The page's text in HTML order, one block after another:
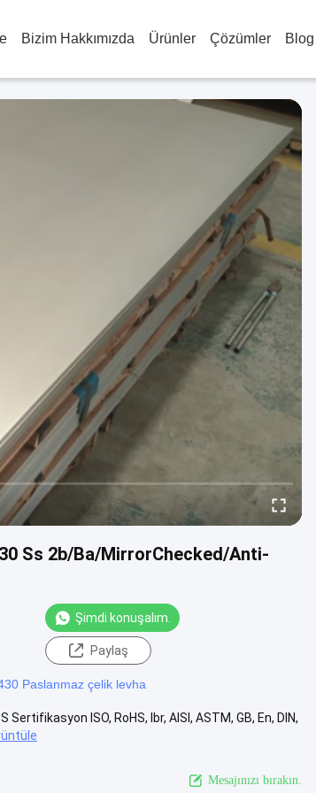
Bizim Hakkımızda Ürünler Çözümler Blog
Ss 2b/Ba/MirrorChecked/Anti-
Şimdi konuşalım.
Paylaş
Paslanmaz çelik levha
ISO, RoHS, Ibr, AISI, ASTM, GB, En, DIN,
Mesajınızı bırakın.